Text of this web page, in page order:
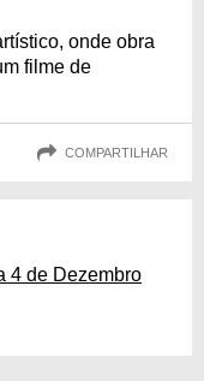
onde obra
filme de
COMPARTILHAR
4 de Dezembro